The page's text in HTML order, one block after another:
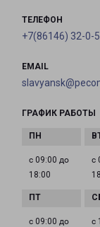
ТЕЛЕФОН
+7(86146) 32-0-
EMAIL
ГРАФИК РАБОТЫ
с 09:00 до
18:00
с
с 09:00 до с